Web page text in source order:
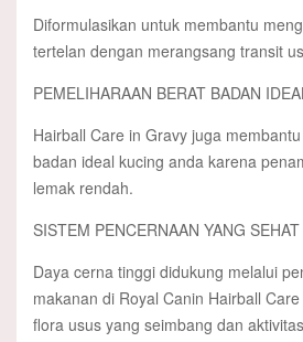
Diformulasikan untuk membantu
tertelan dengan merangsang transit
PEMELIHARAAN BERAT BADAN IDEAL
Hairball Care in Gravy juga
badan ideal kucing anda karena
lemak rendah.
SISTEM PENCERNAAN YANG SEHAT
Daya cerna tinggi didukung melalui
makanan di Royal Canin Hairball
flora usus yang seimbang dan